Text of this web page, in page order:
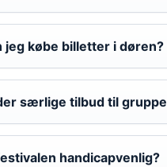
jeg købe billetter i døren?
særlige tilbud til
handicapvenlig?